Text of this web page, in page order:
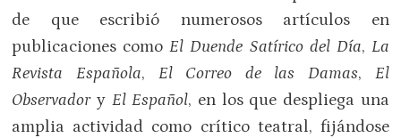
de que escribió numerosos artículos en
publicaciones comoEl Duende Satírico del Día, La
Revista Española, El Correo de las Damas, El
Observadory El Español, en los que despliega una
amplia actividad como crítico teatral, fijándose